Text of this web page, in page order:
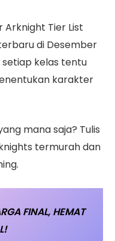
Tier List
di Desember
kelas tentu
karakter
mana saja? Tulis
termurah dan
FINAL, HEMAT